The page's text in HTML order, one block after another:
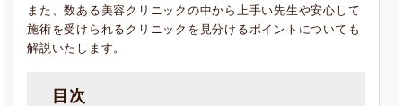
また、数ある美容クリニックの中から上手い先生や安心して
施術を受けられるクリニックを見分けるポイントについても
解説いたします。
目次